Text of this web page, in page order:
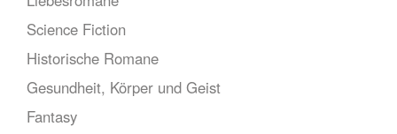
Science Fiction
Historische Romane
Gesundheit, Körper und Geist
Fantasy